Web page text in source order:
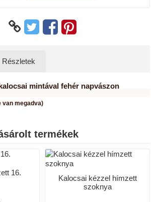
Részletek
mintával fehér napvászon
van megadva)
termékek
16.
Kalocsai kézzel hímzett
szoknya